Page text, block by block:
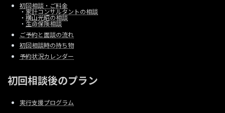
初回相談・ご料金
・家計コンサルタントの相談
・ 横山光昭の相談
・ 生命保険相談
ご予約と面談の流れ
初回相談時の持ち物
予約状況カレンダー
初回相談後のプラン
実行支援プログラム